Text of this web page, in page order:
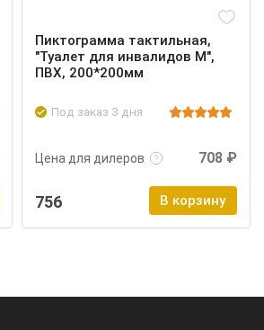
Пиктограмма тактильная,
"Туалет для инвалидов М",
ПВХ, 200*200мм
Под заказ 3 дня
Цена для дилеров
Подробнее Войти
708 ₽
756 В корзину